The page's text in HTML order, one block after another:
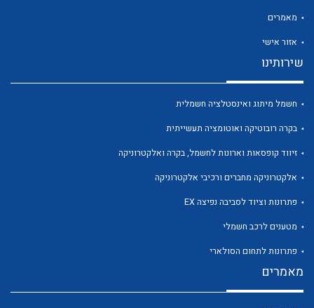
לכל מוצרי היצרן
לכל מוצרי היצרן
מאמרים
אזור אישי
שירותינו
חשמל מיתוג ואינסטלציה חשמלית
בקרה רובוטיקה ואוטומציה תעשייתית
זיווד קופסאות וארונות לחשמל, בקרה ואלקטרוניקה
אלקטרוניקה מחברים ורכיבי אלקטרוניקה
פתרונות וציוד לסביבה נפיצה EX
מטענים לרכב חשמלי
פתרונות לתחום הסולארי
מאמרים